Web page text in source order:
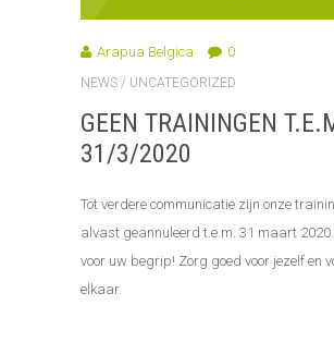
Arapua Belgica 0
NEWS / UNCATEGORIZED
GEEN TRAININGEN
31/3/2020
Tot verdere communicatie zijn onze
alvast geannuleerd t.e.m. 31 maart
voor uw begrip! Zorg goed voor jezelf en
elkaar.